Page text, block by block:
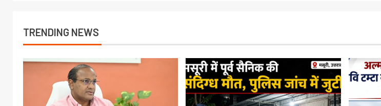
TRENDING NEWS